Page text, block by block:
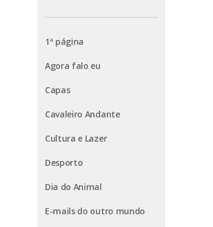
1ª página
Agora falo eu
Capas
Cavaleiro Andante
Cultura e Lazer
Desporto
Dia do Animal
E-mails do outro mundo